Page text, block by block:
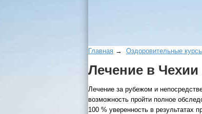
Главная → Оздоровительные
Лeчeниe в Чexии
Лечение за рубежом и
возможность пройти полное
100 % уверенность в результатах